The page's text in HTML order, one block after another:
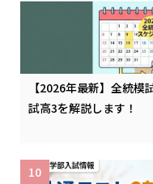
【2026年最新】全統
試高3を解説します！
10